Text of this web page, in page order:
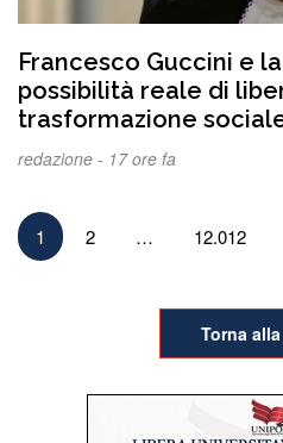
Francesco Guccini e
possibilità reale di
trasformazione
redazione - 17 ore fa
Paginazione
1 2 … 12.012
Torna